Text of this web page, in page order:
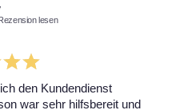
lesen
den Kundendienst
war sehr hilfsbereit und